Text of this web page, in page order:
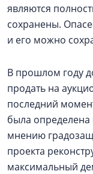
являются
сохранены.
и его можно
В прошлом году
продать на
последний
была определена
мнению
проекта
максимальный